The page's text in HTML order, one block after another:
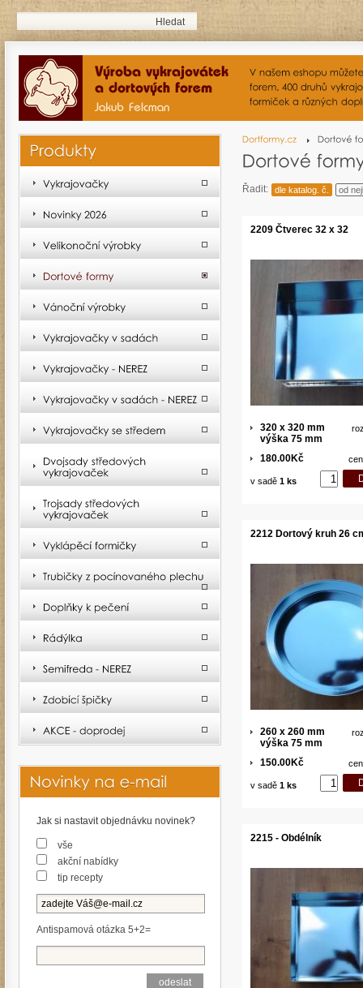
Řadit: dle katalog. č. od
2209 Čtverec 32 x 32
320 x 320 mm
výška 75 mm
180.00Kč
v sadě 1 ks
2212 Dortový kruh 26
260 x 260 mm
výška 75 mm
150.00Kč
v sadě 1 ks
2215 - Obdélník
Jak si nastavit objednávku novinek?
vše
akční nabídky
tip recepty
Antispamová otázka 5+2=